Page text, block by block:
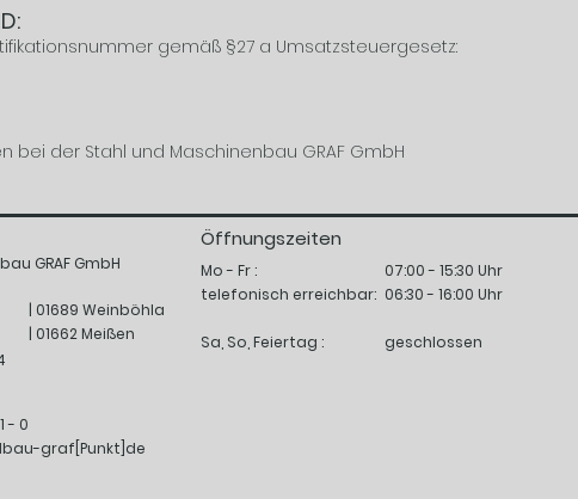
gemäß §27 a Umsatzsteuergesetz:
bei der Stahl und Maschinenbau GRAF GmbH
GRAF GmbH
| 01689 Weinböhla
| 01662 Meißen
Öffnungszeiten
Mo - Fr:
telefonisch erreichbar:
Sa, So, Feiertag :
07:00 - 15:30 Uhr
06:30 - 16:00 Uhr
geschlossen
- 0
graf[Punkt]de